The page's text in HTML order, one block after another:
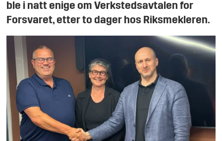
ble i natt enige om Verkstedsavtalen for
Forsvaret, etter to dager hos Riksmekleren.